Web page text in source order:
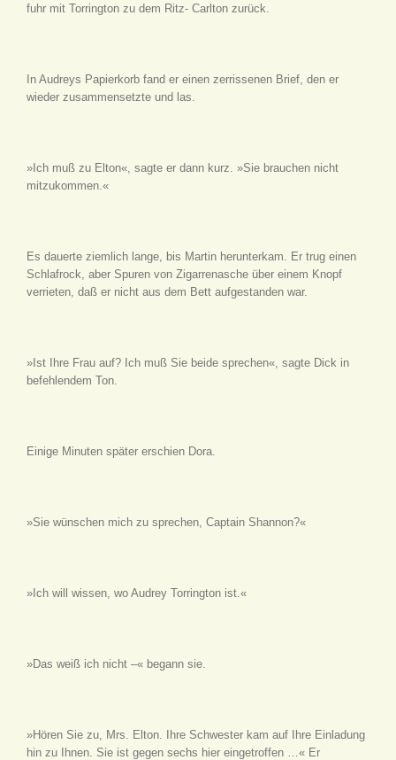
fuhr mit Torrington zu dem Ritz- Carlton zurück.
In Audreys Papierkorb fand er einen zerrissenen Brief, den er
wieder zusammensetzte und las.
»Ich muß zu Elton«, sagte er dann kurz. »Sie brauchen nicht
mitzukommen.«
Es dauerte ziemlich lange, bis Martin herunterkam. Er trug einen
Schlafrock, aber Spuren von Zigarrenasche über einem Knopf
verrieten, daß er nicht aus dem Bett aufgestanden war.
»Ist Ihre Frau auf? Ich muß Sie beide sprechen«, sagte Dick in
befehlendem Ton.
Einige Minuten später erschien Dora.
»Sie wünschen mich zu sprechen, Captain Shannon?«
»Ich will wissen, wo Audrey Torrington ist.«
»Das weiß ich nicht –« begann sie.
»Hören Sie zu, Mrs. Elton. Ihre Schwester kam auf Ihre Einladung
hin zu Ihnen. Sie ist gegen sechs hier eingetroffen …« Er